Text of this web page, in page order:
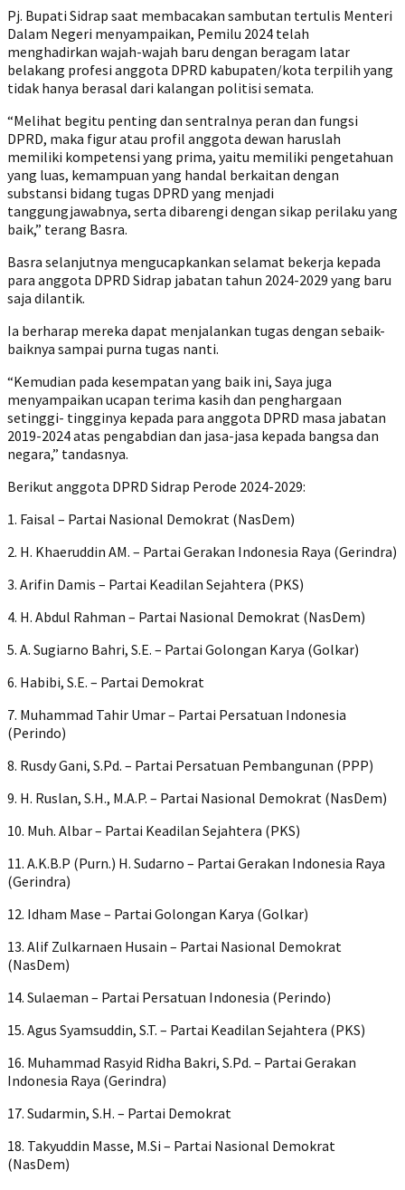
Pj. Bupati Sidrap saat membacakan sambutan tertulis Menteri
Dalam Negeri menyampaikan, Pemilu 2024 telah
menghadirkan wajah-wajah baru dengan beragam latar
belakang profesi anggota DPRD kabupaten/kota terpilih yang
tidak hanya berasal dari kalangan politisi semata.
“Melihat begitu penting dan sentralnya peran dan fungsi
DPRD, maka figur atau profil anggota dewan haruslah
memiliki kompetensi yang prima, yaitu memiliki pengetahuan
yang luas, kemampuan yang handal berkaitan dengan
substansi bidang tugas DPRD yang menjadi
tanggungjawabnya, serta dibarengi dengan sikap perilaku yang
baik,” terang Basra.
Basra selanjutnya mengucapkankan selamat bekerja kepada
para anggota DPRD Sidrap jabatan tahun 2024-2029 yang baru
saja dilantik.
Ia berharap mereka dapat menjalankan tugas dengan sebaik-
baiknya sampai purna tugas nanti.
“Kemudian pada kesempatan yang baik ini, Saya juga
menyampaikan ucapan terima kasih dan penghargaan
setinggi- tingginya kepada para anggota DPRD masa jabatan
2019-2024 atas pengabdian dan jasa-jasa kepada bangsa dan
negara,” tandasnya.
Berikut anggota DPRD Sidrap Perode 2024-2029:
1. Faisal – Partai Nasional Demokrat (NasDem)
2. H. Khaeruddin AM. – Partai Gerakan Indonesia Raya (Gerindra)
3. Arifin Damis – Partai Keadilan Sejahtera (PKS)
4. H. Abdul Rahman – Partai Nasional Demokrat (NasDem)
5. A. Sugiarno Bahri, S.E. – Partai Golongan Karya (Golkar)
6. Habibi, S.E. – Partai Demokrat
7. Muhammad Tahir Umar – Partai Persatuan Indonesia
(Perindo)
8. Rusdy Gani, S.Pd. – Partai Persatuan Pembangunan (PPP)
9. H. Ruslan, S.H., M.A.P. – Partai Nasional Demokrat (NasDem)
10. Muh. Albar – Partai Keadilan Sejahtera (PKS)
11. A.K.B.P (Purn.) H. Sudarno – Partai Gerakan Indonesia Raya
(Gerindra)
12. Idham Mase – Partai Golongan Karya (Golkar)
13. Alif Zulkarnaen Husain – Partai Nasional Demokrat
(NasDem)
14. Sulaeman – Partai Persatuan Indonesia (Perindo)
15. Agus Syamsuddin, S.T. – Partai Keadilan Sejahtera (PKS)
16. Muhammad Rasyid Ridha Bakri, S.Pd. – Partai Gerakan
Indonesia Raya (Gerindra)
17. Sudarmin, S.H. – Partai Demokrat
18. Takyuddin Masse, M.Si – Partai Nasional Demokrat
(NasDem)